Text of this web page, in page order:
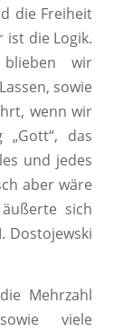
die Freiheit
ist die Logik.
wir
sowie
wenn wir
das
und jedes
aber wäre
sich
Dostojewski
Mehrzahl
viele